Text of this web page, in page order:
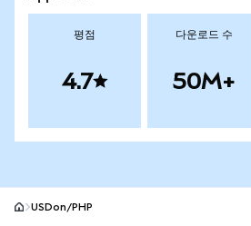
평점
4.7
다운로드 수
50M+
USDon/PHP